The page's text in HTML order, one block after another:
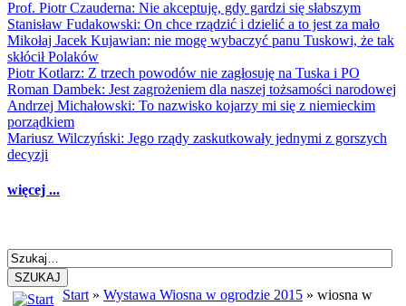
Prof. Piotr Czauderna: Nie akceptuję, gdy gardzi się słabszym
Stanisław Fudakowski: On chce rządzić i dzielić a to jest za mało
Mikołaj Jacek Kujawian: nie mogę wybaczyć panu Tuskowi, że tak
skłócił Polaków
Piotr Kotlarz: Z trzech powodów nie zagłosuję na Tuska i PO
Roman Dambek: Jest zagrożeniem dla naszej tożsamości narodowej
Andrzej Michałowski: To nazwisko kojarzy mi się z niemieckim
porządkiem
Mariusz Wilczyński: Jego rządy zaskutkowały jednymi z gorszych
decyzji
więcej ...
SZUKAJ
Start » Wystawa Wiosna w ogrodzie 2015 » wiosna w